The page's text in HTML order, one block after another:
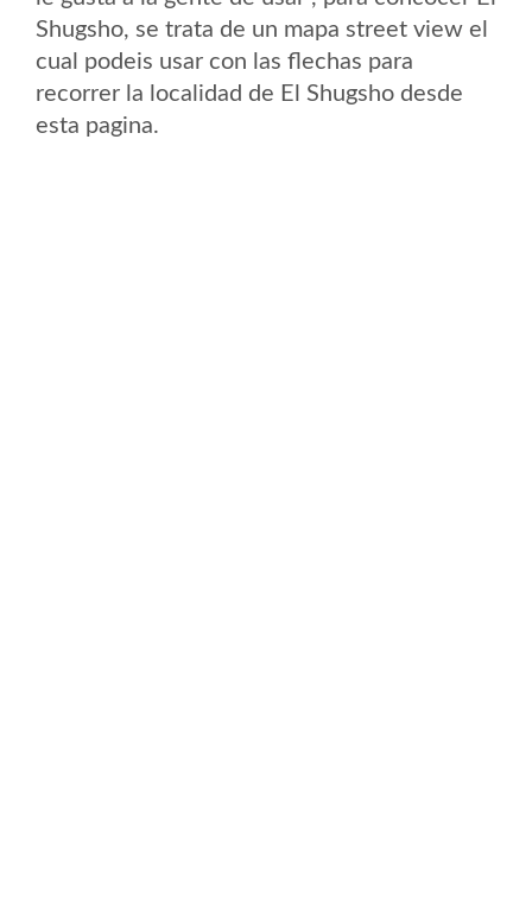
Shugsho, se trata de un mapa street view el
cual podeis usar con las flechas para
recorrer la localidad de El Shugsho desde
esta pagina.